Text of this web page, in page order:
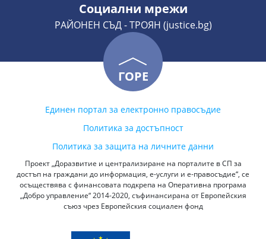
Социални мрежи
РАЙОНЕН СЪД - ТРОЯН (justice.bg)
ГОРЕ
Единен портал за електронно правосъдие
Политика за достъпност
Политика за защита на личните данни
Проект „Доразвитие и централизиране на порталите в СП за
достъп на граждани до информация, е-услуги и е-правосъдие“, се
осъществява с финансовата подкрепа на Оперативна програма
„Добро управление“ 2014-2020, съфинансирана от Европейския
съюз чрез Европейския социален фонд